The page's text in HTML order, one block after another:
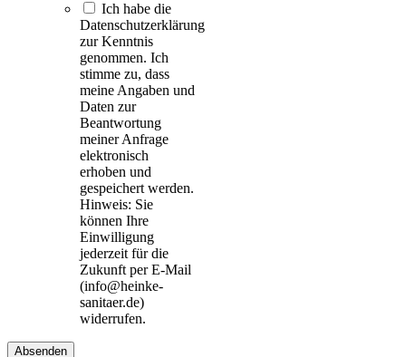
Ich habe die
Datenschutzerklärung
zur Kenntnis
genommen. Ich
stimme zu, dass
meine Angaben und
Daten zur
Beantwortung
meiner Anfrage
elektronisch
erhoben und
gespeichert werden.
Hinweis: Sie
können Ihre
Einwilligung
jederzeit für die
Zukunft per E-Mail
(info@heinke-
sanitaer.de)
widerrufen.